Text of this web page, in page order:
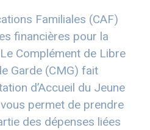
Familiales (CAF)
financières pour la
Complément de Libre
Garde (CMG) fait
d’Accueil du Jeune
permet de prendre
des dépenses liées